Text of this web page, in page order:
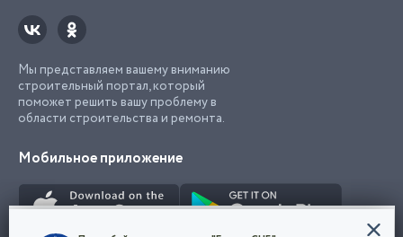
Мы представляем вашему вниманию
строительный портал, который
поможет решить вашу проблему в
области строительства и ремонта.
Мобильное приложение